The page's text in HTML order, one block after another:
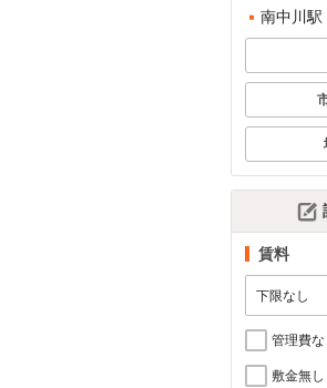
南中川駅
賃料
管理費
敷金無し